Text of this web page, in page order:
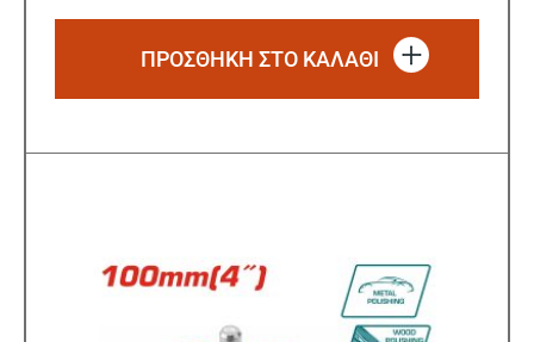
ΠΡΟΣΘΗΚΗ ΣΤΟ ΚΑΛΑΘΙ